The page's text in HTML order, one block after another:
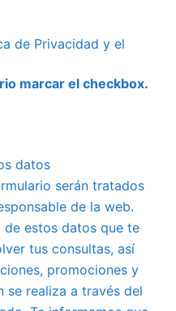
de Privacidad y el
marcar el checkbox.
datos
serán tratados
de la web.
estos datos que te
tus consultas, así
promociones y
se realiza a través del